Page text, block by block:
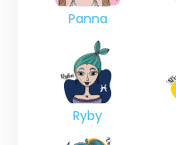
Panna
Ryby